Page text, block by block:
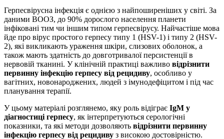
Герпесвірусна інфекція є однією з найпоширеніших у світі. За
даними ВООЗ, до 90% дорослого населення планети
інфіковані тим чи іншим типом герпесвірусу. Найчастіше мова
йде про вірус простого герпесу типу 1 (HSV-1) і типу 2 (HSV-
2), які викликають ураження шкіри, слизових оболонок, а
також мають здатність до довготривалої персистенції в
нервовій тканині. У клінічній практиці важливо відрізнити
первинну інфекцію герпесу від рецидиву, особливо у
вагітних, новонароджених, людей з імунодефіцитом і під час
планування терапії.
У цьому матеріалі розглянемо, яку роль відіграє IgM у
діагностиці герпесу, як інтерпретуються серологічні
показники, та які методи дозволяють відрізнити первинну
інфекцію герпесу від рецидиву з високою достовірністю.